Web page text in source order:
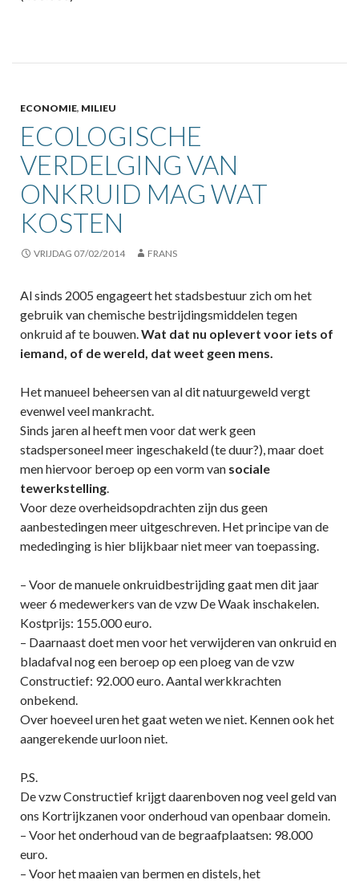
ECONOMIE, MILIEU
ECOLOGISCHE
VERDELGING VAN
ONKRUID MAG WAT
KOSTEN
VRIJDAG 07/02/2014 FRANS
Al sinds 2005 engageert het stadsbestuur zich om het
gebruik van chemische bestrijdingsmiddelen tegen
onkruid af te bouwen.Wat dat nu oplevert voor iets of
iemand, of de wereld, dat weet geen mens.
Het manueel beheersen van al dit natuurgeweld vergt
evenwel veel mankracht.
Sinds jaren al heeft men voor dat werk geen
stadspersoneel meer ingeschakeld (te duur?), maar doet
men hiervoor beroep op een vorm van sociale
tewerkstelling.
Voor deze overheidsopdrachten zijn dus geen
aanbestedingen meer uitgeschreven. Het principe van de
mededinging is hier blijkbaar niet meer van toepassing.
– Voor de manuele onkruidbestrijding gaat men dit jaar
weer 6 medewerkers van de vzw De Waak inschakelen.
Kostprijs: 155.000 euro.
– Daarnaast doet men voor het verwijderen van onkruid en
bladafval nog een beroep op een ploeg van de vzw
Constructief: 92.000 euro. Aantal werkkrachten
onbekend.
Over hoeveel uren het gaat weten we niet. Kennen ook het
aangerekende uurloon niet.
P.S.
De vzw Constructief krijgt daarenboven nog veel geld van
ons Kortrijkzanen voor onderhoud van openbaar domein.
– Voor het onderhoud van de begraafplaatsen: 98.000
euro.
– Voor het maaien van bermen en distels, het